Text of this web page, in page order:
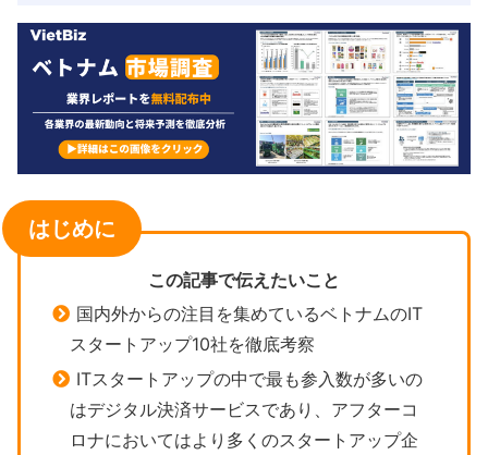
はじめに
この記事で伝えたいこと
国内外からの注目を集めているベトナムのIT
スタートアップ10社を徹底考察
ITスタートアップの中で最も参入数が多いの
はデジタル決済サービスであり、アフターコ
ロナにおいてはより多くのスタートアップ企